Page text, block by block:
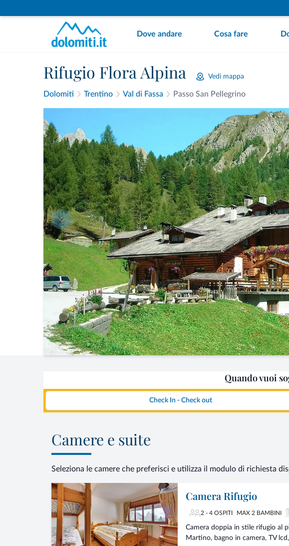
Dove andare Cosa fare
Rifugio Flora Alpina Vedi mappa
Dolomiti Trentino Val di Fassa Passo San Pellegrino
Quando vuoi
Camere e suite
Seleziona le camere che preferisci e utilizza il modulo di richiesta
Camera Rifugio
2 - 4 OSPITI MAX 2 BAMBINI
Camera doppia in stile rifugio al
Martino, bagno in camera, TV